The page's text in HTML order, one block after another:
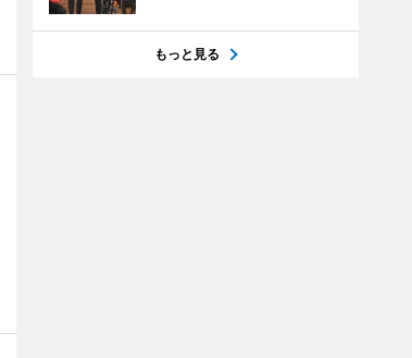
もっと見る